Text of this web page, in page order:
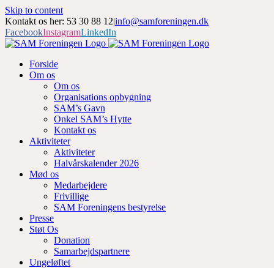
Skip to content
Kontakt os her: 53 30 88 12|info@samforeningen.dk
FacebookInstagramLinkedIn
Forside
Om os
Om os
Organisations opbygning
SAM’s Gavn
Onkel SAM’s Hytte
Kontakt os
Aktiviteter
Aktiviteter
Halvårskalender 2026
Mød os
Medarbejdere
Frivillige
SAM Foreningens bestyrelse
Presse
Støt Os
Donation
Samarbejdspartnere
Ungeløftet